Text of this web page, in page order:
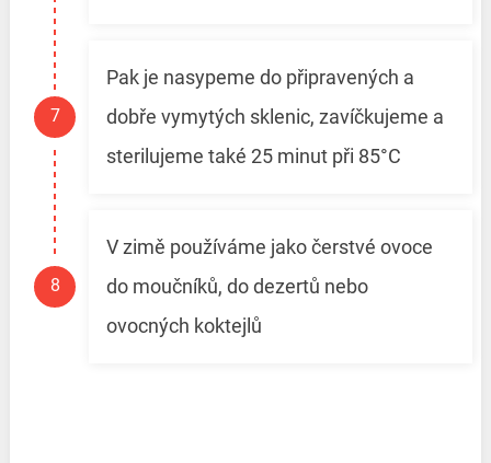
Pak je nasypeme do připravených a
dobře vymytých sklenic, zavíčkujeme a
sterilujeme také 25 minut při 85°C
V zimě používáme jako čerstvé ovoce
do moučníků, do dezertů nebo
ovocných koktejlů